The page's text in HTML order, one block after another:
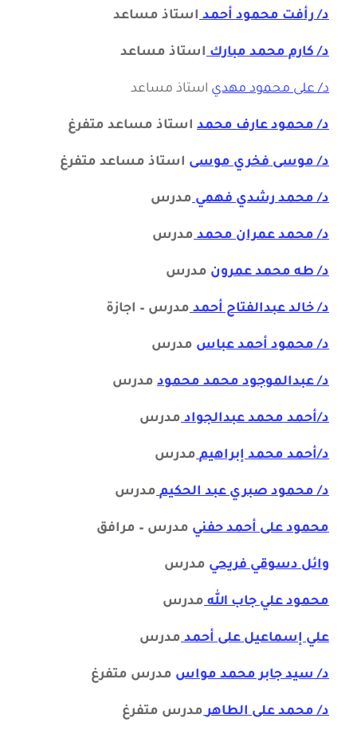
د/ رأفت محمود أحمد استاذ مساعد
د/ كارم محمد مبارك استاذ مساعد
د/ على محمود مهدي استاذ مساعد
د/ محمود عارف محمد استاذ مساعد متفرغ
د/ موسى فخري موسى استاذ مساعد متفرغ
د/ محمد رشدي فهمي مدرس
د/ محمد عمران محمد مدرس
د/ طه محمد عمرون مدرس
د/ خالد عبدالفتاح أحمد مدرس – اجازة
د/ محمود أحمد عباس مدرس
د/ عبدالموجود محمد محمود مدرس
د/أحمد محمد عبدالجواد مدرس
د/أحمد محمد إبراهيم مدرس
د/ محمود صبري عبد الحكيم مدرس
محمود على أحمد حفني مدرس – مرافق
وائل دسوقي فريحي مدرس
محمود علي جاب الله مدرس
علي إسماعيل على أحمد مدرس
د/ سيد جابر محمد مواس مدرس متفرغ
د/ محمد على الطاهر مدرس متفرغ